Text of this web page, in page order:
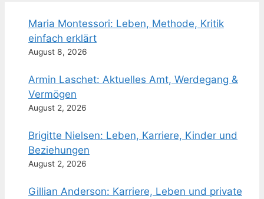
Maria Montessori: Leben, Methode, Kritik
einfach erklärt
August 8, 2026
Armin Laschet: Aktuelles Amt, Werdegang &
Vermögen
August 2, 2026
Brigitte Nielsen: Leben, Karriere, Kinder und
Beziehungen
August 2, 2026
Gillian Anderson: Karriere, Leben und private